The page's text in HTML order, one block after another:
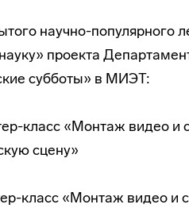
научно-популярного
проекта
субботы» в МИЭТ:
класс «Монтаж видео и
сцену»
класс «Монтаж видео и